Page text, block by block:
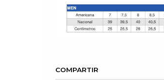
COMPARTIR